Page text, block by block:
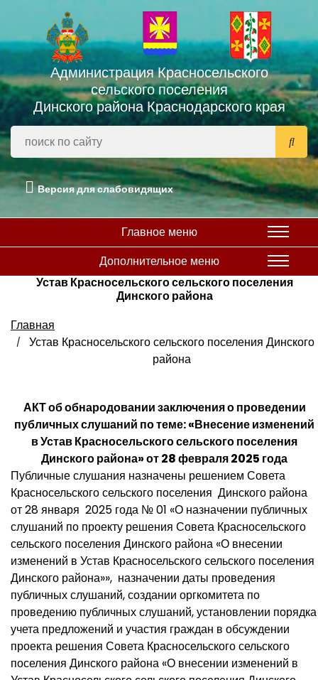
Администрация Красносельского
сельского поселения
Динского района Краснодарского края
Версия для слабовидящих
Главное меню
Дополнительное меню
Устав Красносельского сельского поселения
Динского района
Главная
Устав Красносельского сельского поселения Динского
района
АКТ об обнародовании заключения о проведении
публичных слушаний по теме: «Внесение изменений
в Устав Красносельского сельского поселения
Динского района» от 28 февраля 2025 года
Публичные слушания назначены решением Совета
Красносельского сельского поселения Динского района
от 28 января 2025 года № 01 «О назначении публичных
слушаний по проекту решения Совета Красносельского
сельского поселения Динского района «О внесении
изменений в Устав Красносельского сельского поселения
Динского района»», назначении даты проведения
публичных слушаний, создании оргкомитета по
проведению публичных слушаний, установлении порядка
учета предложений и участия граждан в обсуждении
проекта решения Совета Красносельского сельского
поселения Динского района «О внесении изменений в